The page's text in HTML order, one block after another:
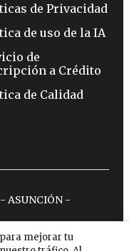
mejorar tu
de Privacidad
de uso de la IA
de
a Crédito
de Calidad
ASUNCIÓN -